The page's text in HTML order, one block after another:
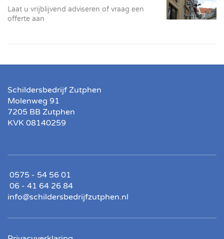
Laat u vrijblijvend adviseren of vraag een
offerte aan
Schildersbedrijf Zutphen
Molenweg 91
7205 BB Zutphen
KVK 08140259
0575 - 54 56 01
06 - 41 64 26 84
info@schildersbedrijfzutphen.nl